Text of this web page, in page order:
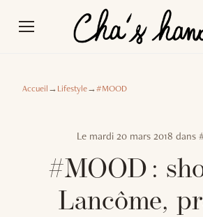
Accueil→Lifestyle→#MOOD
Le mardi 20 mars 2018 dans
#MOOD :
Lancôme,